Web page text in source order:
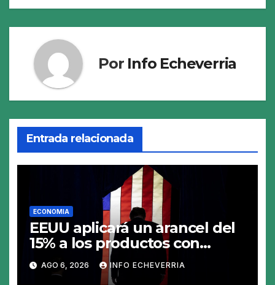
entradas
Por Info Echeverria
Entrada relacionada
ECONOMIA
EEUU aplicará un arancel del
15% a los productos con
polisilicio para frenar el
avance de China
AGO 6, 2026 INFO ECHEVERRIA